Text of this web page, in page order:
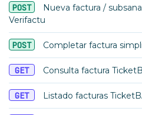
POST
Nueva factura /
Verifactu
POST Completar factura
GET Consulta factura
GET Listado facturas